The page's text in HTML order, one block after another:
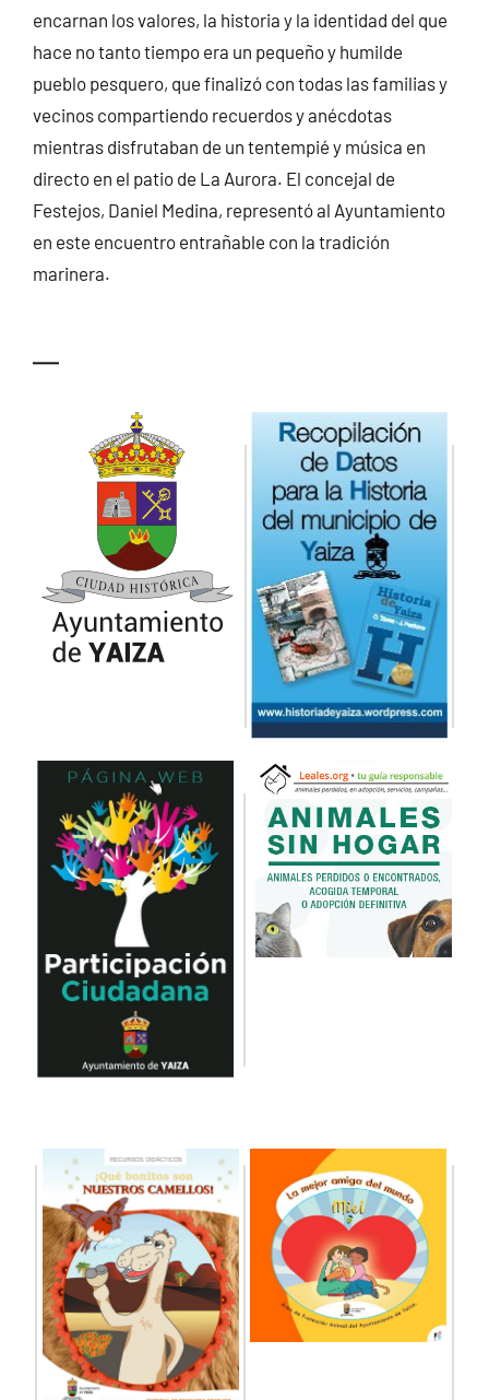
encarnan los valores, la historia y la identidad del que
hace no tanto tiempo era un pequeño y humilde
pueblo pesquero, que finalizó con todas las familias y
vecinos compartiendo recuerdos y anécdotas
mientras disfrutaban de un tentempié y música en
directo en el patio de La Aurora. El concejal de
Festejos, Daniel Medina, representó al Ayuntamiento
en este encuentro entrañable con la tradición
marinera.
—